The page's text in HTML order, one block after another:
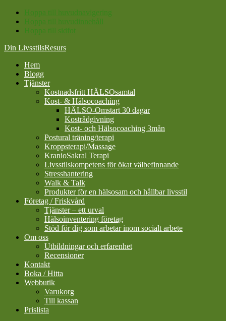
Hoppa till huvudnavigering
Hoppa till huvudinnehåll
Hoppa till sidfot
Din LivsstilsResurs
Hem
Blogg
Tjänster
Kostnadsfritt HÄLSOsamtal
Kost- & Hälsocoaching
HÄLSO-Omstart 30 dagar
Kostrådgivning
Kost- och Hälsocoaching 3mån
Postural träning/terapi
Kroppsterapi/Massage
KranioSakral Terapi
Livsstilskompetens för ökat välbefinnande
Stresshantering
Walk & Talk
Produkter för en hälsosam och hållbar livsstil
Företag / Friskvård
Tjänster – ett urval
Hälsoinventering företag
Stöd för dig som arbetar inom socialt arbete
Om oss
Utbildningar och erfarenhet
Recensioner
Kontakt
Boka / Hitta
Webbutik
Varukorg
Till kassan
Prislista